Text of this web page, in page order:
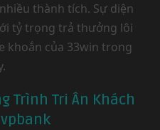
thành tích. Sự diện
tỷ trọng trả thưởng lôi
khoắn của 33win trong
Trình Tri Ân Khách